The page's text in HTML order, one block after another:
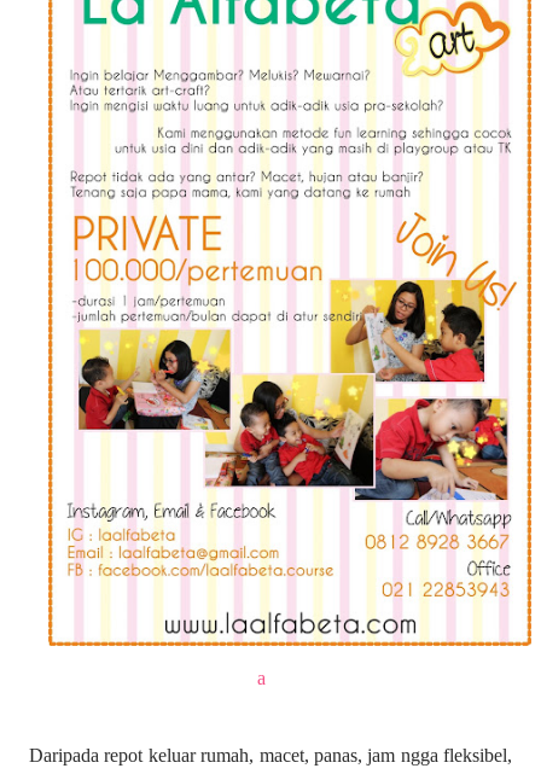
a
Daripada repot keluar rumah, macet, panas, jam ngga fleksibel,